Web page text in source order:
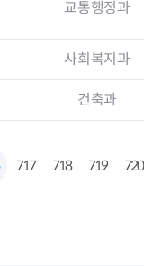
교통행정과
사회복지과
건축과
717 718 719 720